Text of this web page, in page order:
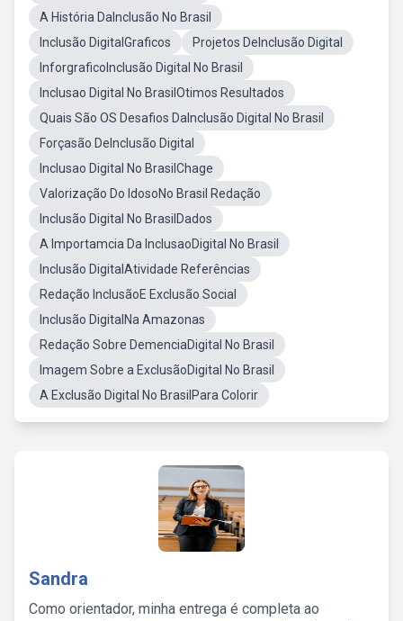
A História DaInclusão No Brasil
Inclusão DigitalGraficos
Projetos DeInclusão Digital
InforgraficoInclusão Digital No Brasil
Inclusao Digital No BrasilOtimos Resultados
Quais São OS Desafios DaInclusão Digital No Brasil
Forçasão DeInclusão Digital
Inclusao Digital No BrasilChage
Valorização Do IdosoNo Brasil Redação
Inclusão Digital No BrasilDados
A Importamcia Da InclusaoDigital No Brasil
Inclusão DigitalAtividade Referências
Redação InclusãoE Exclusão Social
Inclusão DigitalNa Amazonas
Redação Sobre DemenciaDigital No Brasil
Imagem Sobre a ExclusãoDigital No Brasil
A Exclusão Digital No BrasilPara Colorir
Sandra
Como orientador, minha entrega é completa ao